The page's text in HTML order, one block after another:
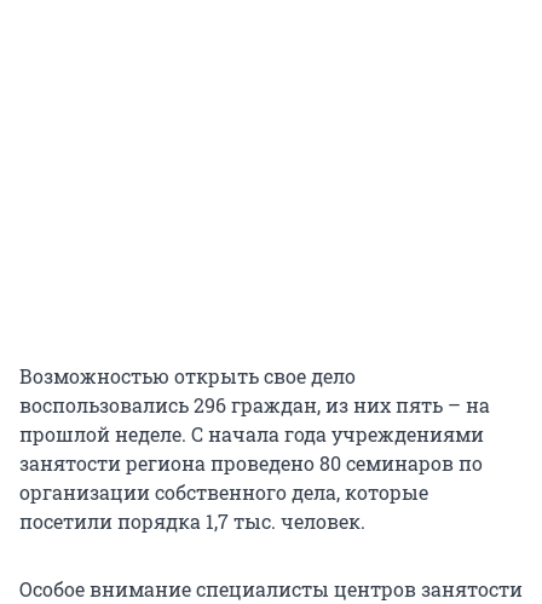
Возможностью открыть свое дело
воспользовались 296 граждан, из них пять – на
прошлой неделе. С начала года учреждениями
занятости региона проведено 80 семинаров по
организации собственного дела, которые
посетили порядка 1,7 тыс. человек.
Особое внимание специалисты центров занятости